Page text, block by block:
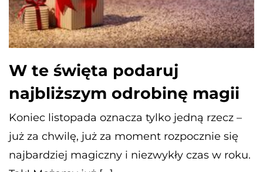
W te święta podaruj
najbliższym odrobinę magii
Koniec listopada oznacza tylko jedną rzecz –
już za chwilę, już za moment rozpocznie się
najbardziej magiczny i niezwykły czas w roku.